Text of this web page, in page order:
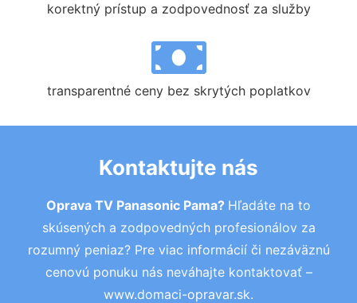
korektný prístup a zodpovednosť za služby
transparentné ceny bez skrytých poplatkov
Kontaktujte nás
Oprava TV Panasonic Pama? Hľadáte na to
skúsených a zodpovedných profesionálov za
rozumný peniaz? Pre viac informácií či nezáväznú
cenovú ponuku nás neváhajte kontaktovať –
www.domaci-opravar.sk.